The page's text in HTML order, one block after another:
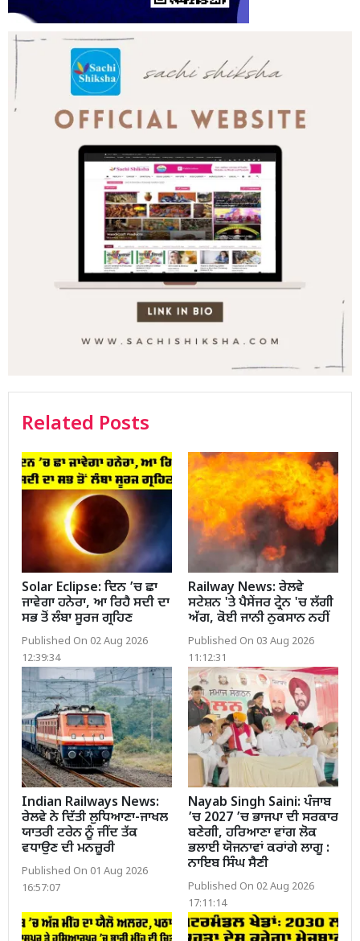
Related Posts
Solar Eclipse: ਦਿਨ ’ਚ ਛਾ
ਜਾਵੇਗਾ ਹਨੇਰਾ, ਆ ਰਿਹੈ ਸਦੀ ਦਾ
ਸਭ ਤੋਂ ਲੰਬਾ ਸੂਰਜ ਗ੍ਰਹਿਣ
Published On 02 Aug 2026
12:39:34
Railway News: ਰੇਲਵੇ
ਸਟੇਸ਼ਨ 'ਤੇ ਪੈਸੇਂਜਰ ਟ੍ਰੇਨ 'ਚ ਲੱਗੀ
ਅੱਗ, ਕੋਈ ਜਾਨੀ ਨੁਕਸਾਨ ਨਹੀਂ
Published On 03 Aug 2026
11:12:31
Indian Railways News:
ਰੇਲਵੇ ਨੇ ਦਿੱਤੀ ਲੁਧਿਆਣਾ-ਜਾਖਲ
ਯਾਤਰੀ ਟਰੇਨ ਨੂੰ ਜੀਂਦ ਤੱਕ
ਵਧਾਉਣ ਦੀ ਮਨਜ਼ੂਰੀ
Published On 01 Aug 2026
16:57:07
Nayab Singh Saini: ਪੰਜਾਬ
’ਚ 2027 ’ਚ ਭਾਜਪਾ ਦੀ ਸਰਕਾਰ
ਬਣੇਗੀ, ਹਰਿਆਣਾ ਵਾਂਗ ਲੋਕ
ਭਲਾਈ ਯੋਜਨਾਵਾਂ ਕਰਾਂਗੇ ਲਾਗੂ :
ਨਾਇਬ ਸਿੰਘ ਸੈਣੀ
Published On 02 Aug 2026
17:11:14